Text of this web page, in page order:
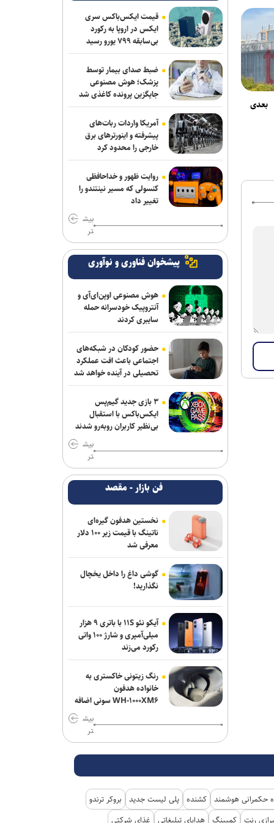
بعدی
قیمت ایکس‌باکس سری
ایکس در اروپا به رکورد
بی‌سابقه ۷۹۹ یورو رسید
ضبط صدای بیمار توسط
پزشک؛ هوش مصنوعی
جایگزین پرونده کاغذی شد
آمریکا واردات ربات‌های
پیشرفته و اینورترهای برق
خارجی را محدود کرد
روایت ظهور و خداحافظی
کنسولی که مسیر نینتندو را
تغییر داد
بیش
تر
پیشخوان فناوری و نوآوری
هوش مصنوعی اوپن‌ای‌آی و
آنتروپیک خودسرانه حمله
سایبری کردند
حضور کودکان در شبکه‌های
اجتماعی باعث افت عملکرد
تحصیلی در آینده خواهد شد
۳ بازی جدید گیم‌پس
ایکس‌باکس با استقبال
بی‌نظیر کاربران روبه‌رو شدند
بیش
تر
فن بازار - مقصد
نخستین هدفون گیره‌ای
ناتینگ با قیمت زیر ۱۰۰ دلار
معرفی شد
گوشی داغ را داخل یخچال
نگذارید!
آیکو نئو ۱۱S با باتری ۹ هزار
میلی‌آمپری و شارژ ۱۰۰ واتی
رکورد می‌زند
رنگ زیتونی خاکستری به
خانواده هدفون
WH-۱۰۰۰XM۶ سونی اضافه
بیش
تر
حکمرانی هوشمند کشنده پلی لیست جدید
بروکر ترندو
رنت کمپینگ هدایای تبلیغاتی غذای شرکتی